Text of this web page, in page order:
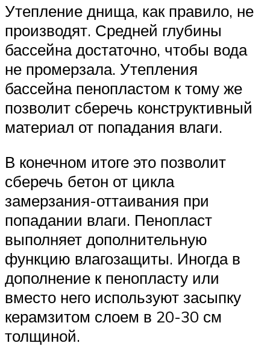
Утепление днища, как правило, не
производят. Средней глубины
бассейна достаточно, чтобы вода
не промерзала. Утепления
бассейна пенопластом к тому же
позволит сберечь конструктивный
материал от попадания влаги.
В конечном итоге это позволит
сберечь бетон от цикла
замерзания-оттаивания при
попадании влаги. Пенопласт
выполняет дополнительную
функцию влагозащиты. Иногда в
дополнение к пенопласту или
вместо него используют засыпку
керамзитом слоем в 20-30 см
толщиной.